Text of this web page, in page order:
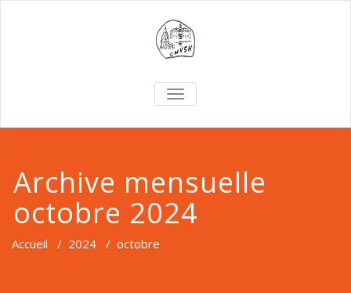
TOGGLE
NAVIGATION
Archive mensuelle
octobre 2024
Accueil / 2024 / octobre